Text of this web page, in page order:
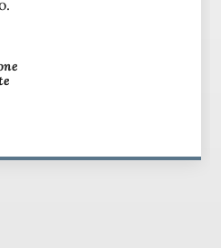
DI NO AL BULLISMO E